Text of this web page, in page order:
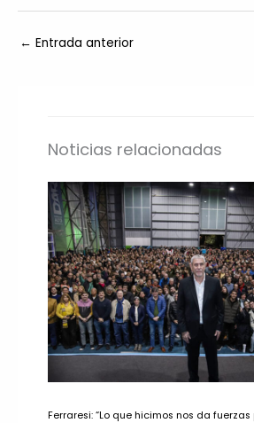
← Entrada anterior
Noticias relacionadas
Ferraresi: “Lo que hicimos nos da